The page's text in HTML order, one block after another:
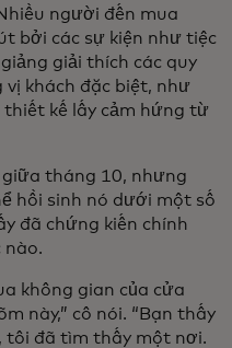
người đến mua
bởi các sự kiện như tiệc
giải thích các quy
khách đặc biệt, như
thiết kế lấy cảm hứng từ
tháng 10, nhưng
hồi sinh nó dưới một số
đã chứng kiến chính
nào.
không gian của cửa
này,” cô nói. “Bạn thấy
tôi đã tìm thấy một nơi.